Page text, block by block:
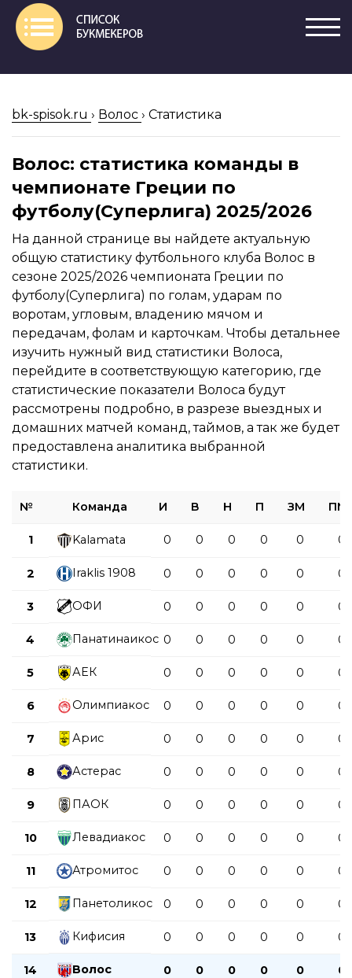
bk-spisok.ru › Волос › Статистика
Волос: статистика команды в
чемпионате Греции по
футболу(Суперлига) 2025/2026
На данной странице вы найдете актуальную
общую статистику футбольного клуба Волос в
сезоне 2025/2026 чемпионата Греции по
футболу(Суперлига) по голам, ударам по
воротам, угловым, владению мячом и
передачам, фолам и карточкам. Чтобы детальнее
изучить нужный вид статистики Волоса,
перейдите в соответствующую категорию, где
статистические показатели Волоса будут
рассмотрены подробно, в разрезе выездных и
домашних матчей команд, таймов, а так же будет
предоставлена аналитика выбранной
статистики.
№ Команда И В Н П ЗМ ПМ
1 Kalamata 0 0 0 0 0 0
2 Iraklis 1908 0 0 0 0 0 0
3 ОФИ 0 0 0 0 0 0
4 Панатинаикос 0 0 0 0 0 0
5 АЕК 0 0 0 0 0 0
6 Олимпиакос 0 0 0 0 0 0
7 Арис 0 0 0 0 0 0
8 Астерас 0 0 0 0 0 0
9 ПАОК 0 0 0 0 0 0
10 Левадиакос 0 0 0 0 0 0
11 Атромитос 0 0 0 0 0 0
12 Панетоликос 0 0 0 0 0 0
13 Кифисия 0 0 0 0 0 0
14 Волос 0 0 0 0 0 0